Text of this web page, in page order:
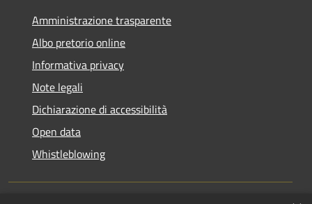
Amministrazione trasparente
Albo pretorio online
Informativa privacy
Note legali
Dichiarazione di accessibilità
Open data
Whistleblowing